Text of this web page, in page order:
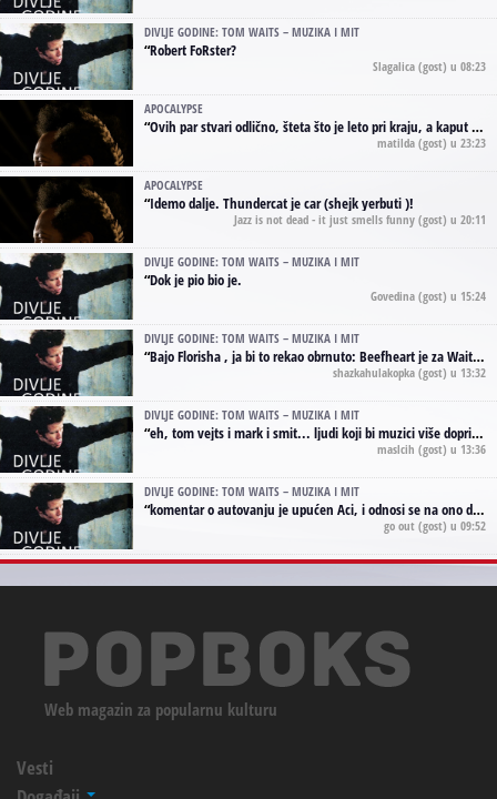
DIVLJE GODINE: TOM WAITS – MUZIKA I MIT
“Robert FoRster?
Slagalica (gost) u 08:23
APOCALYPSE
“Ovih par stvari odlično, šteta što je leto pri kraju, a kaput koji te vervoatno podseća na pirotski ćilim je iz tradicije Navaho indijanaca ;)
matilda (gost) u 23:23
APOCALYPSE
“Idemo dalje. Thundercat je car (shejk yerbuti )!
Jazz is not dead - it just smells funny (gost) u 20:11
DIVLJE GODINE: TOM WAITS – MUZIKA I MIT
“Dok je pio bio je.
Govedina (gost) u 15:24
DIVLJE GODINE: TOM WAITS – MUZIKA I MIT
“Bajo Florisha , ja bi to rekao obrnuto: Beefheart je za Waitsa, isto sto i Hendrix za Lenny Kravitza
shazkahulakopka (gost) u 13:32
DIVLJE GODINE: TOM WAITS – MUZIKA I MIT
“eh, tom vejts i mark i smit... ljudi koji bi muzici više doprineli da su radili kao vozači tramvaja u gsp-u.
maslcih (gost) u 13:36
DIVLJE GODINE: TOM WAITS – MUZIKA I MIT
“komentar o autovanju je upućen Aci, i odnosi se na ono drugo autovanje...'senzualnost Waitsa' ;)
go out (gost) u 09:52
Web magazin za popularnu kulturu
Vesti